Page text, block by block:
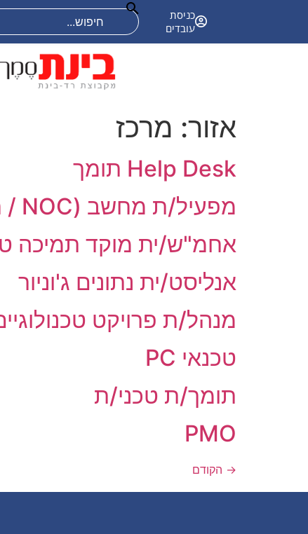
כניסת
עובדים
קריירה פתרונות טכנולוגיים
אזור: מרכז
Help Desk תומך
מפעיל/ת מחשב (NOC / חדר בקרה)
אחמ"ש/ית מוקד תמיכה
אנליסט/ית נתונים ג'וניור
מנהל/ת פרויקט
טכנאי PC
תומך/ת טכני/ת
PMO
→ הקודם